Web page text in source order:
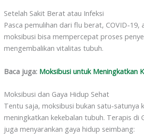
Setelah Sakit Berat atau Infeksi
Pasca pemulihan dari flu berat, COVID-19,
moksibusi bisa mempercepat proses
mengembalikan vitalitas tubuh.
Baca juga: Moksibusi untuk Meningkatkan
Moksibusi dan Gaya Hidup Sehat
Tentu saja, moksibusi bukan satu-satunya
meningkatkan kekebalan tubuh. Terapis di
juga menyarankan gaya hidup seimbang: